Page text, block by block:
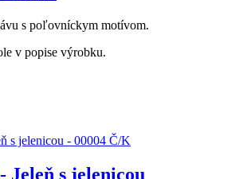
s poľovníckym motívom.
v popise výrobku.
Jeleň s jelenicou